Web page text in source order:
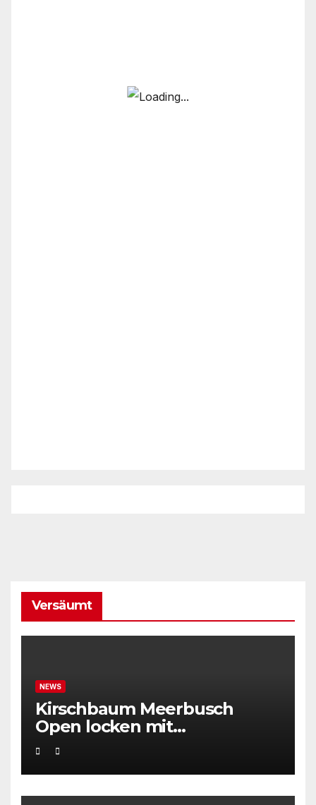
Versäumt
NEWS
Kirschbaum Meerbusch
Open locken mit
Weltklassetennis